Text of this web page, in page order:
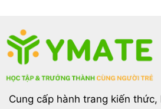
Cung cấp hành trang kiến